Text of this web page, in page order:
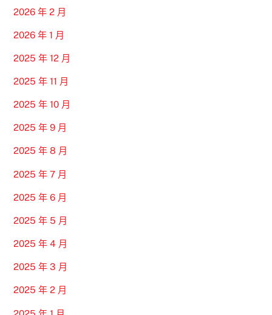
2026 年 2 月
2026 年 1 月
2025 年 12 月
2025 年 11 月
2025 年 10 月
2025 年 9 月
2025 年 8 月
2025 年 7 月
2025 年 6 月
2025 年 5 月
2025 年 4 月
2025 年 3 月
2025 年 2 月